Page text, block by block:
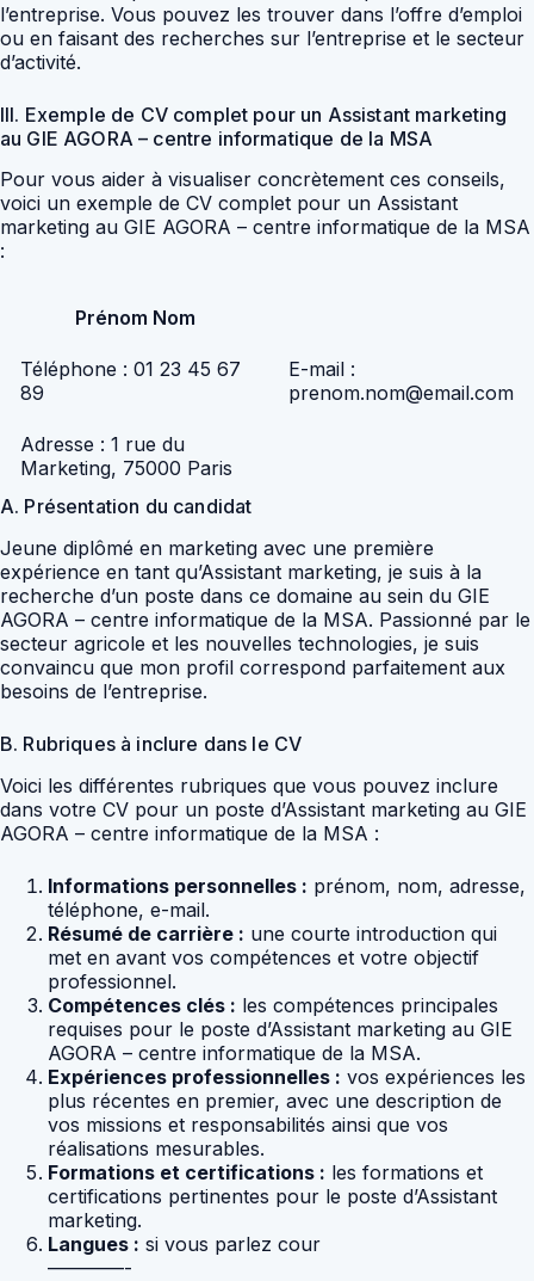
l’entreprise. Vous pouvez les trouver dans l’offre d’emploi
ou en faisant des recherches sur l’entreprise et le secteur
d’activité.
III. Exemple de CV complet pour un Assistant marketing
au GIE AGORA – centre informatique de la MSA
Pour vous aider à visualiser concrètement ces conseils,
voici un exemple de CV complet pour un Assistant
marketing au GIE AGORA – centre informatique de la MSA
:
Prénom Nom
Téléphone : 01 23 45 67
89
E-mail :
prenom.nom@email.com
Adresse : 1 rue du
Marketing, 75000 Paris
A. Présentation du candidat
Jeune diplômé en marketing avec une première
expérience en tant qu’Assistant marketing, je suis à la
recherche d’un poste dans ce domaine au sein du GIE
AGORA – centre informatique de la MSA. Passionné par le
secteur agricole et les nouvelles technologies, je suis
convaincu que mon profil correspond parfaitement aux
besoins de l’entreprise.
B. Rubriques à inclure dans le CV
Voici les différentes rubriques que vous pouvez inclure
dans votre CV pour un poste d’Assistant marketing au GIE
AGORA – centre informatique de la MSA :
Informations personnelles : prénom, nom, adresse,
téléphone, e-mail.
Résumé de carrière : une courte introduction qui
met en avant vos compétences et votre objectif
professionnel.
Compétences clés : les compétences principales
requises pour le poste d’Assistant marketing au GIE
AGORA – centre informatique de la MSA.
Expériences professionnelles : vos expériences les
plus récentes en premier, avec une description de
vos missions et responsabilités ainsi que vos
réalisations mesurables.
Formations et certifications : les formations et
certifications pertinentes pour le poste d’Assistant
marketing.
Langues : si vous parlez cour
————-